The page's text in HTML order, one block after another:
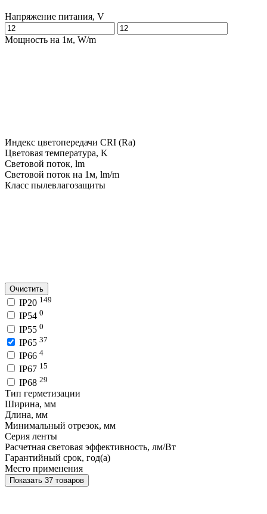
Напряжение питания, V
Мощность на 1м, W/m
Индекс цветопередачи CRI (Ra)
Цветовая температура, K
Световой поток, lm
Световой поток на 1м, lm/m
Класс пылевлагозащиты
Очистить
IP20 149
IP54 0
IP55 0
IP65 37
IP66 4
IP67 15
IP68 29
Тип герметизации
Ширина, мм
Длина, мм
Минимальный отрезок, мм
Серия ленты
Расчетная световая эффективность, лм/Вт
Гарантийный срок, год(а)
Место применения
Показать 37 товаров